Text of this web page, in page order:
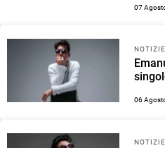
07
NOTIZIE
06
NOTIZIE